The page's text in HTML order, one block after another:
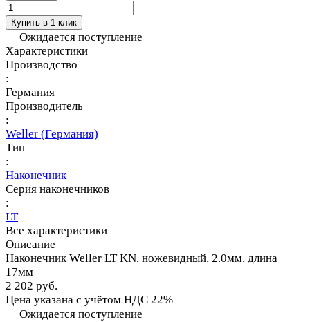
Купить в 1 клик
Ожидается поступление
Характеристики
Производство
:
Германия
Производитель
:
Weller (Германия)
Тип
:
Наконечник
Серия наконечников
:
LT
Все характеристики
Описание
Наконечник Weller LT KN, ножевидный, 2.0мм, длина
17мм
2 202 руб.
Цена указана с учётом НДС 22%
Ожидается поступление